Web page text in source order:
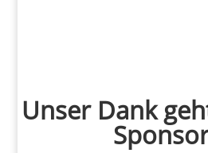
Unser Dank